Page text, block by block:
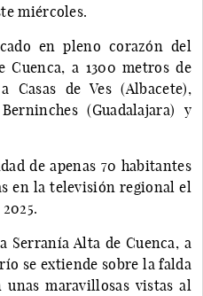
miércoles.
en pleno corazón del
Cuenca, a 1300 metros de
de Ves (Albacete),
(Guadalajara) y
de apenas 70 habitantes
en la televisión regional el
Serranía Alta de Cuenca, a
se extiende sobre la falda
maravillosas vistas al